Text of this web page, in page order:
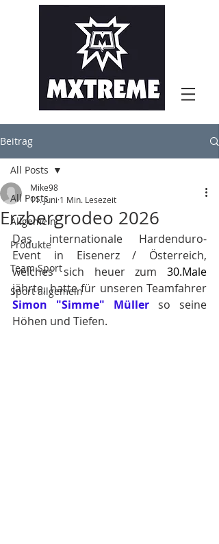
Beitrag
All Posts
Allgemein
Produkte
Team Sport
Sport allgemein
All Posts
Erzbergrodeo 2026
Mike98
11. Juni 1 Min. Lesezeit
Das internationale Hardenduro-
Event in Eisenerz / Österreich,
welches sich heuer zum 30.Male
Simon "Simme" Müller so seine
Höhen und Tiefen.